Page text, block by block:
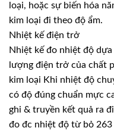
loại, hoặc sự biến hóa
kim loại đi theo độ ẩm.
Nhiệt kế điện trở
Nhiệt kế đo nhiệt độ
lượng điện trở của chất
kim loại Khi nhiệt độ
có độ đúng chuẩn mực
ghi & truyền kết quả ra
đo đc nhiệt độ từ bỏ 263